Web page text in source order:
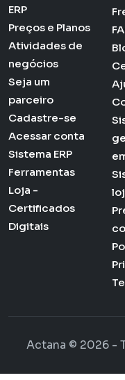
ERP
Preços e Planos
Atividades de
negócios
Seja um
parceiro
Cadastre-se
Acessar conta
Sistema ERP
Ferramentas
Loja -
Certificados
Digitais
Actana © 2026 -